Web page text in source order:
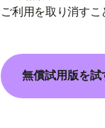
ご利用を取り消すこ
無償試用版を試